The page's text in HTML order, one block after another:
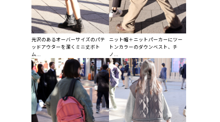
光沢のあるオーバーサイズのパテ
ッドアウターを潔くミニ丈ボト
ム...
ニット帽＋ニットパーカーにツー
トンカラーのダウンベスト、チ
ノ...